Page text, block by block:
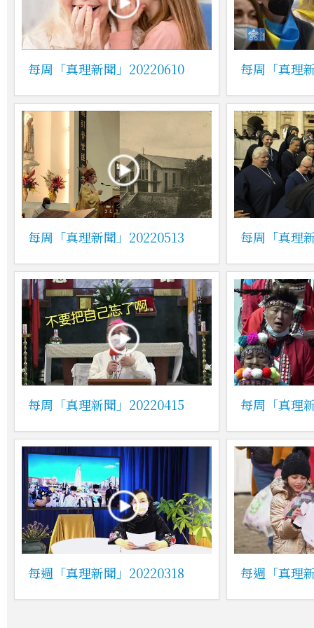
每周「真理新聞」20220610 每周「真理
每周「真理新聞」20220513 每周「真理
每周「真理新聞」20220415 每周「真理
每週「真理新聞」20220318 每週「真理